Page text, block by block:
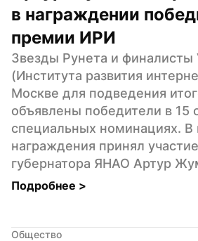
в награждении
премии ИРИ
Звезды Рунета и
(Института развития
Москве для подведения
объявлены победители в 15
специальных номинациях.
награждения принял
губернатора ЯНАО Артур
Подробнее >
Общество